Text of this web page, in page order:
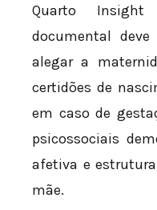
Quarto Insight
documental
alegar a
certidões de
em caso de
psicossociais
afetiva e
mãe.